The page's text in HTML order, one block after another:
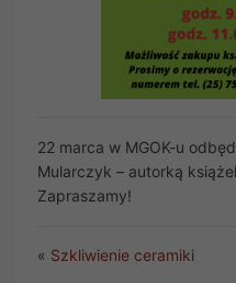
22 marca w MGOK-u
Mularczyk – autorką
Zapraszamy!
« Szkliwienie ceramiki